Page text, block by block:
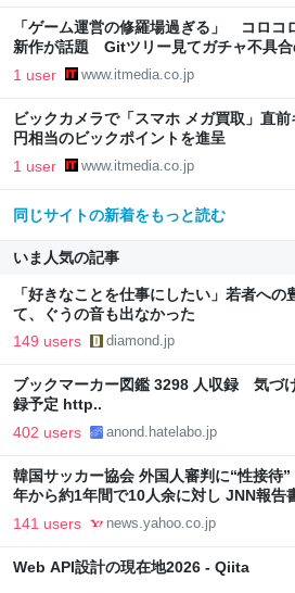
「ゲーム運営の修羅場過ぎる」 コロコ
新作が話題 Gitツリー見てガチャ不具合
1 user www.itmedia.co.jp
ビックカメラで「スマホ メガ買取」直
円相当のビックポイントを進呈
1 user www.itmedia.co.jp
同じサイトの新着をもっと読む
いま人気の記事
「好きなことを仕事にしたい」若者へ
て、ぐうの音も出なかった
149 users diamond.jp
ブックマーカー図鑑 3298 人収録 気づ
録予定 http..
402 users anond.hatelabo.jp
韓国サッカー協会 外国人審判に“性接待
年から約1年間で10人余に対し JNN報告
Powered by JNN） - Yahoo!ニュース
141 users news.yahoo.co.jp
Web API設計の現在地2026 - Qiita